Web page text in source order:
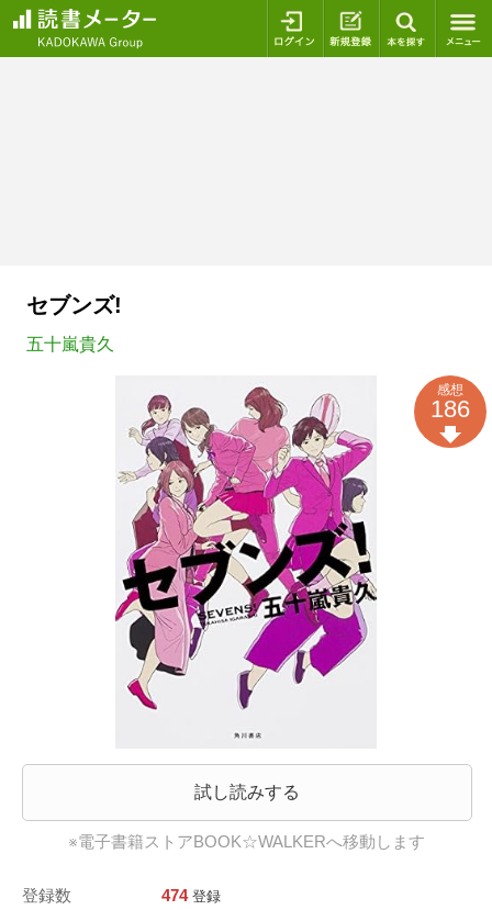
ログイン 新規登録
セブンズ!
五十嵐貴久
試し読みする
※電子書籍ストアBOOK☆WALKERへ移動します
登録数 474 登録
感想
186